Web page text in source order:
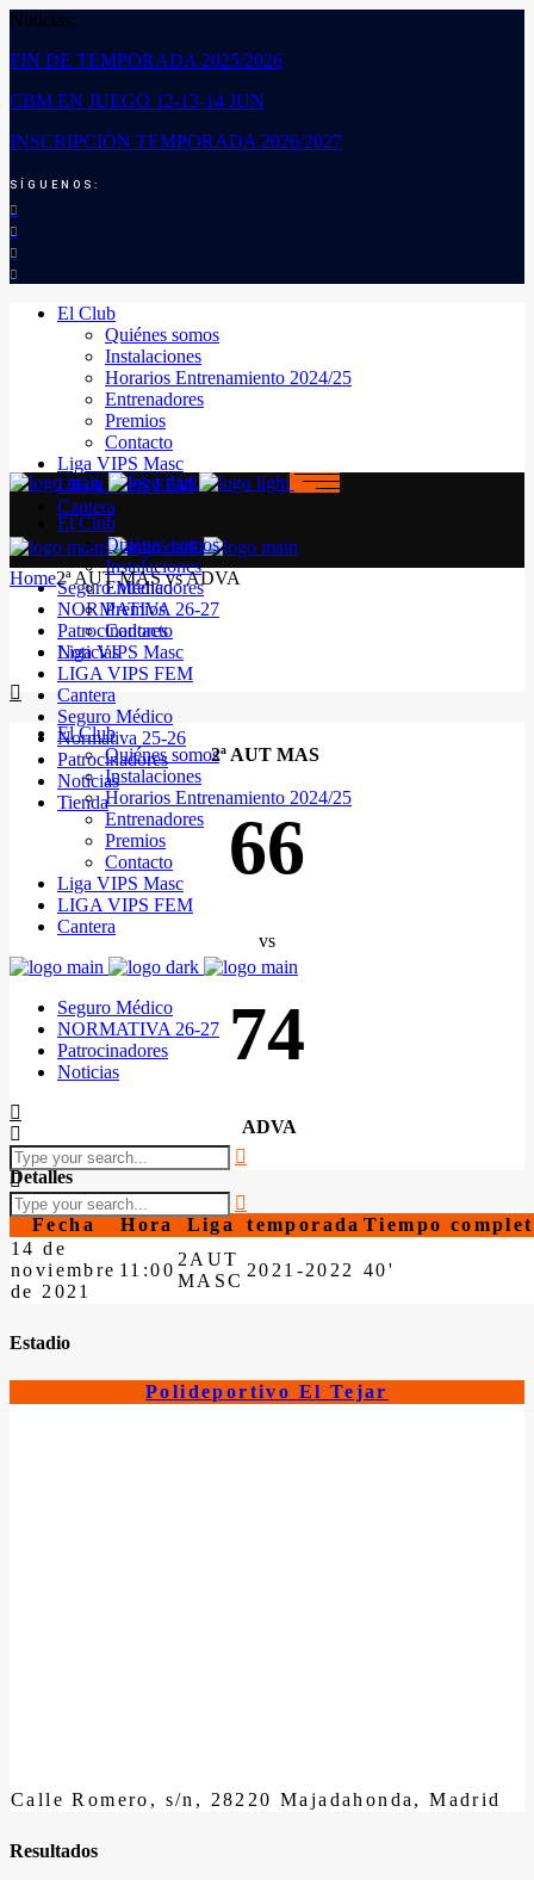
Noticias:
FIN DE TEMPORADA 2025/2026
CBM EN JUEGO 12-13-14 JUN
INSCRIPCIÓN TEMPORADA 2026/2027
SÍGUENOS:
El Club
Quiénes somos
Instalaciones
Horarios Entrenamiento 2024/25
Entrenadores
Premios
Contacto
Liga VIPS Masc
LIGA VIPS FEM
Cantera
Seguro Médico
NORMATIVA 26-27
Patrocinadores
Noticias
El Club
Quiénes somos
Instalaciones
Horarios Entrenamiento 2024/25
Entrenadores
Premios
Contacto
Liga VIPS Masc
LIGA VIPS FEM
Cantera
Seguro Médico
NORMATIVA 26-27
Patrocinadores
Noticias
El Club
Quiénes somos
Instalaciones
Entrenadores
Premios
Contacto
Liga VIPS Masc
LIGA VIPS FEM
Cantera
Seguro Médico
Normativa 25-26
Patrocinadores
Noticias
Tienda
Home2ª AUT MAS vs ADVA
2ª AUT MAS
66
vs
74
ADVA
Detalles
Fecha Hora Liga temporada Tiempo
14 de
noviembre
de 2021
11:00
2AUT
MASC
2021-2022 40'
Estadio
Polideportivo El Tejar
Calle Romero, s/n, 28220 Majadahonda, Madrid
Resultados